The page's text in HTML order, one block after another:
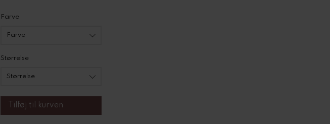
Farve
Størrelse